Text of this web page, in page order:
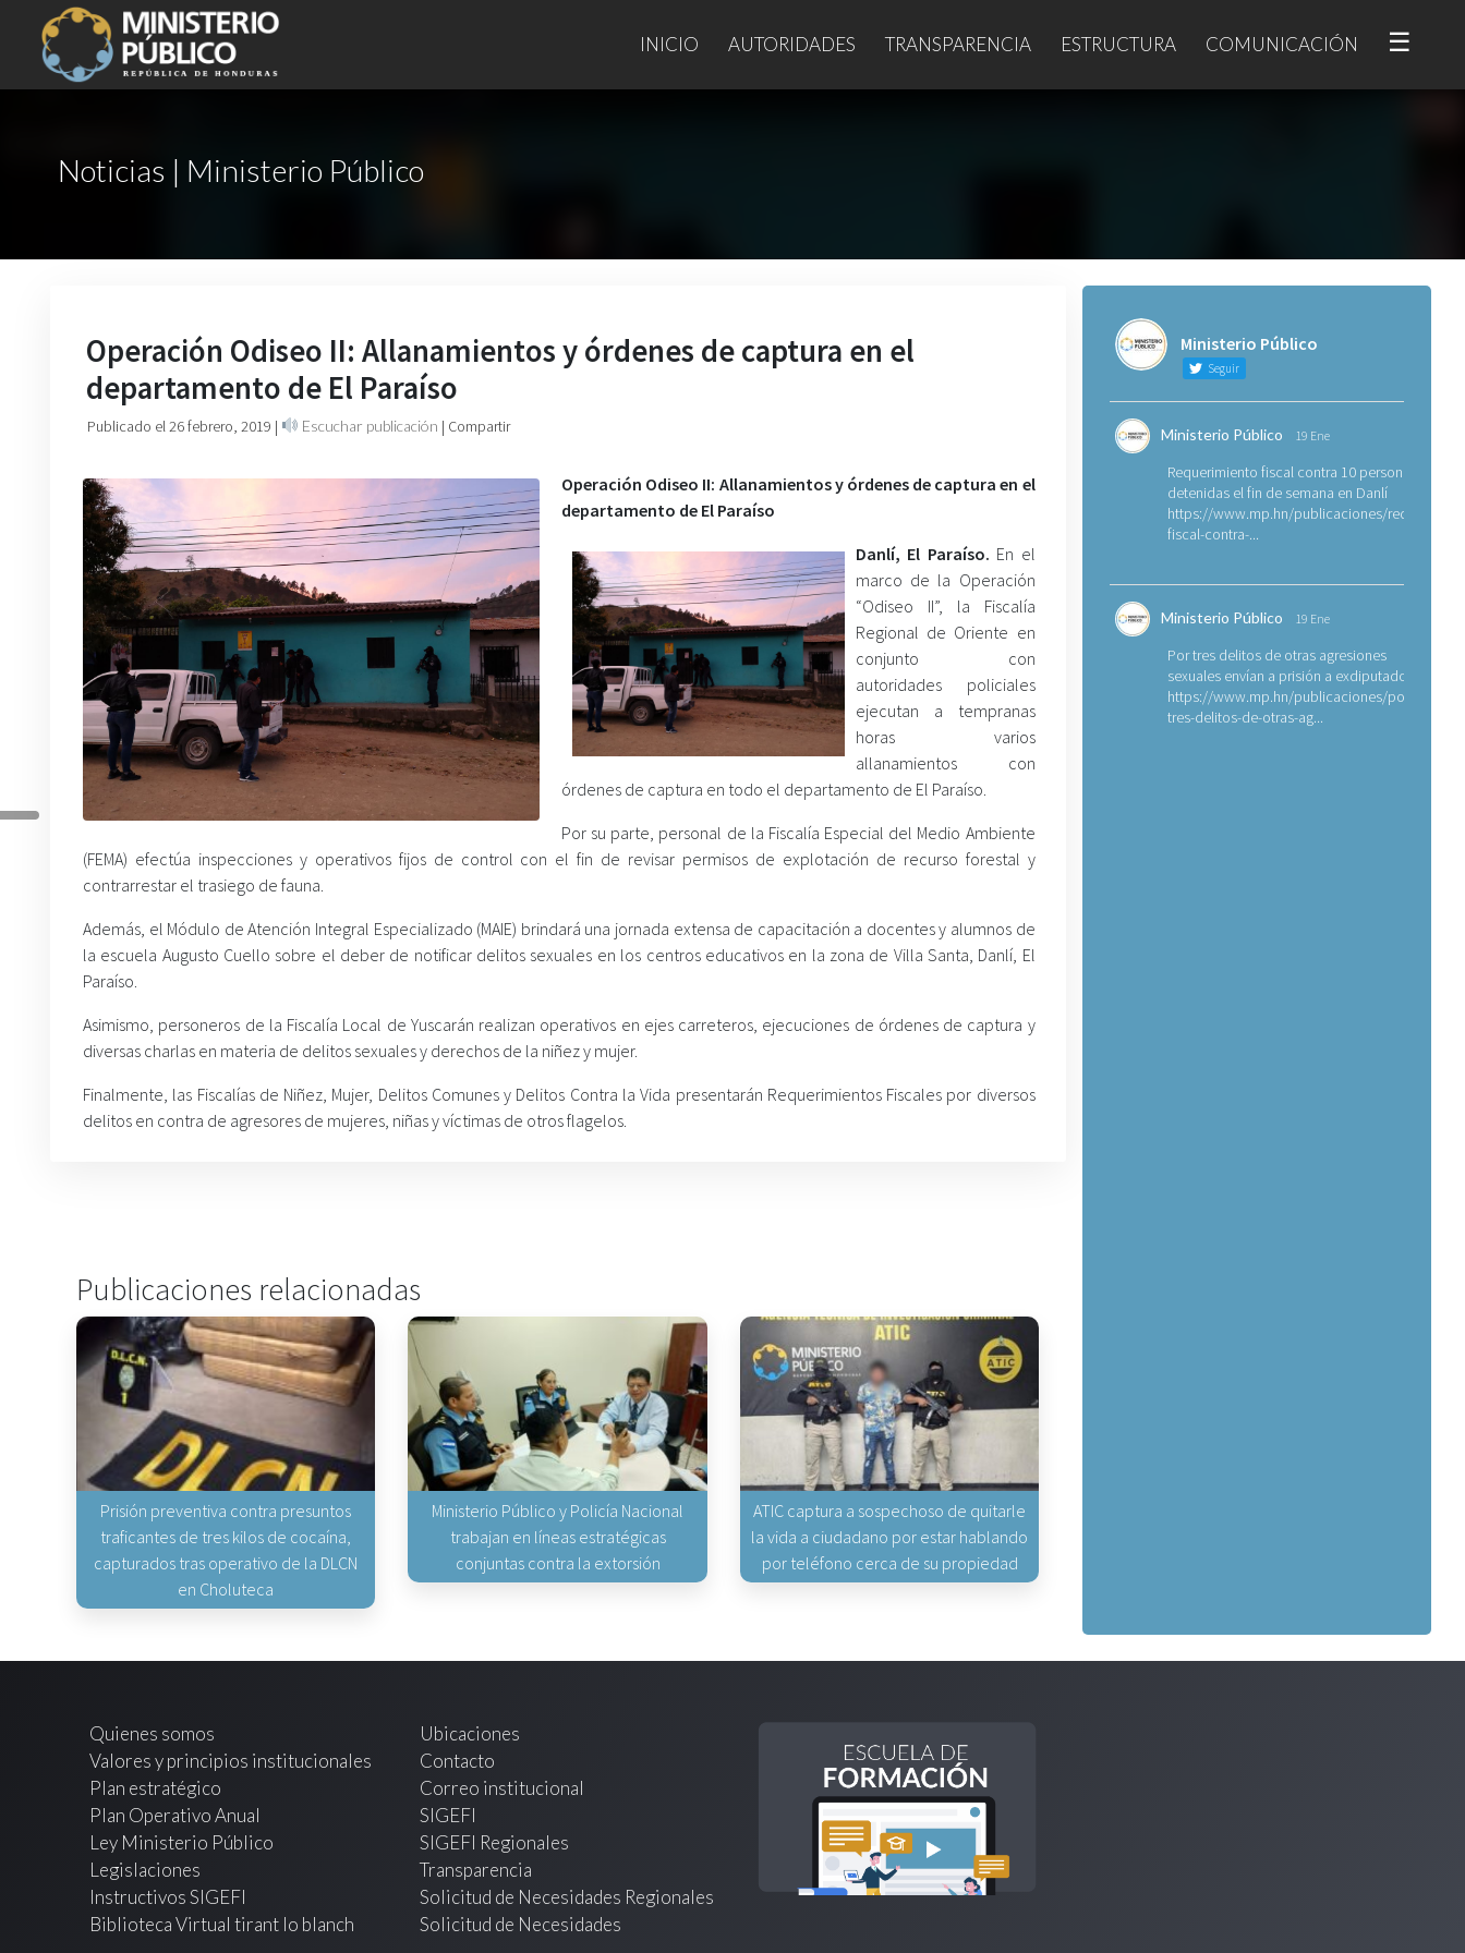
INICIO AUTORIDADES TRANSPARENCIA ESTRUCTURA COMUNICACIÓN ☰
Noticias | Ministerio Público
Operación Odiseo II: Allanamientos y órdenes de captura en el
departamento de El Paraíso
Publicado el 26 febrero, 2019 | Escuchar publicación | Compartir
Operación Odiseo II: Allanamientos y órdenes de captura en el
departamento de El Paraíso
Danlí, El Paraíso. En el
marco de la Operación
“Odiseo II”, la Fiscalía
Regional de Oriente en
conjunto con
autoridades policiales
ejecutan a tempranas
horas varios
allanamientos con
órdenes de captura en todo el departamento de El Paraíso.
Por su parte, personal de la Fiscalía Especial del Medio Ambiente
(FEMA) efectúa inspecciones y operativos fijos de control con el fin de revisar permisos de explotación de recurso forestal y
contrarrestar el trasiego de fauna.
Además, el Módulo de Atención Integral Especializado (MAIE) brindará una jornada extensa de capacitación a docentes y alumnos de
la escuela Augusto Cuello sobre el deber de notificar delitos sexuales en los centros educativos en la zona de Villa Santa, Danlí, El
Paraíso.
Asimismo, personeros de la Fiscalía Local de Yuscarán realizan operativos en ejes carreteros, ejecuciones de órdenes de captura y
diversas charlas en materia de delitos sexuales y derechos de la niñez y mujer.
Finalmente, las Fiscalías de Niñez, Mujer, Delitos Comunes y Delitos Contra la Vida presentarán Requerimientos Fiscales por diversos
delitos en contra de agresores de mujeres, niñas y víctimas de otros flagelos.
Publicaciones relacionadas
Prisión preventiva contra presuntos
traficantes de tres kilos de cocaína,
capturados tras operativo de la DLCN
en Choluteca
Ministerio Público y Policía Nacional
trabajan en líneas estratégicas
conjuntas contra la extorsión
ATIC captura a sospechoso de quitarle
la vida a ciudadano por estar hablando
por teléfono cerca de su propiedad
Ministerio Público
Seguir
Ministerio Público 19 Ene
Requerimiento fiscal contra 10 personas
detenidas el fin de semana en Danlí
https://www.mp.hn/publicaciones/
fiscal-contra-...
Ministerio Público 19 Ene
Por tres delitos de otras agresiones
sexuales envían a prisión a exdiputado
https://www.mp.hn/publicaciones/por-
tres-delitos-de-otras-ag...
Quienes somos
Valores y principios institucionales
Plan estratégico
Plan Operativo Anual
Ley Ministerio Público
Legislaciones
Instructivos SIGEFI
Biblioteca Virtual tirant lo blanch
Ubicaciones
Contacto
Correo institucional
SIGEFI
SIGEFI Regionales
Transparencia
Solicitud de Necesidades Regionales
Solicitud de Necesidades